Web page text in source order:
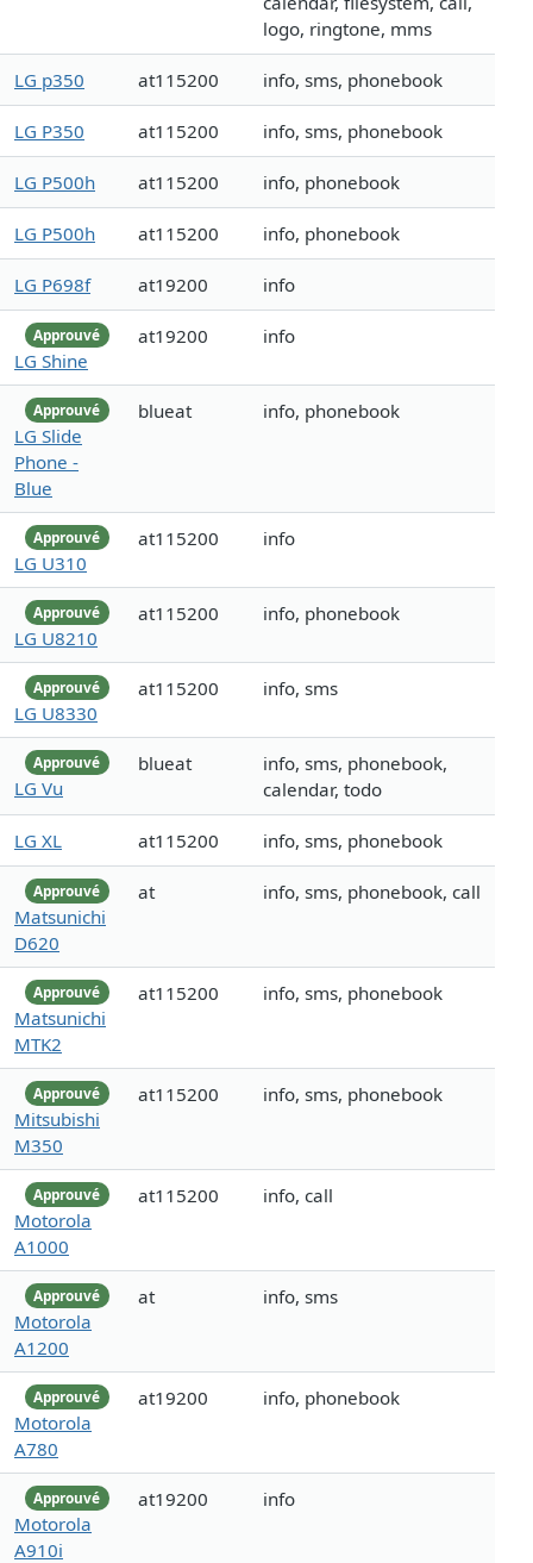
logo, ringtone, mms
LG p350 at115200 info, sms, phonebook
LG P350 at115200 info, sms, phonebook
LG P500h at115200 info, phonebook
LG P500h at115200 info, phonebook
LG P698f at19200 info
Approuvé
LG Shine
at19200 info
Approuvé
LG Slide
Phone -
Blue
blueat info, phonebook
Approuvé
LG U310
at115200 info
Approuvé
LG U8210
at115200 info, phonebook
Approuvé
LG U8330
at115200 info, sms
Approuvé
LG Vu
blueat
info, sms, phonebook,
calendar, todo
LG XL at115200 info, sms, phonebook
Approuvé
Matsunichi
D620
at info, sms, phonebook, call
Approuvé
Matsunichi
MTK2
at115200 info, sms, phonebook
Approuvé
Mitsubishi
M350
at115200 info, sms, phonebook
Approuvé
Motorola
A1000
at115200 info, call
Approuvé
Motorola
A1200
at info, sms
Approuvé
Motorola
A780
at19200 info, phonebook
Approuvé
Motorola
A910i
at19200 info